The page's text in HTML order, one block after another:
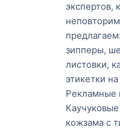
экспертов,
зипперы,
листовки,
этикетки
Рекламные
кожзама с